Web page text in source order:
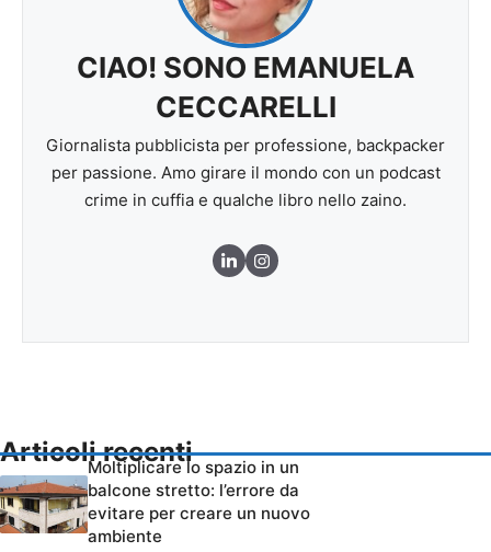
CIAO! SONO EMANUELA
CECCARELLI
Giornalista pubblicista per professione, backpacker
per passione. Amo girare il mondo con un podcast
crime in cuffia e qualche libro nello zaino.
Articoli recenti
Moltiplicare lo spazio in un
balcone stretto: l’errore da
evitare per creare un nuovo
ambiente